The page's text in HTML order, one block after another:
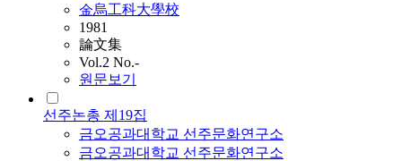
金烏工科大學校
1981
論文集
Vol.2 No.-
원문보기
선주논총 제19집
금오공과대학교 선주문화연구소
금오공과대학교 선주문화연구소